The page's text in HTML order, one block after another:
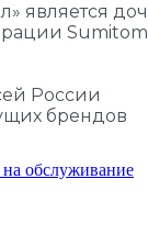
является
России
брендов
на обслуживание